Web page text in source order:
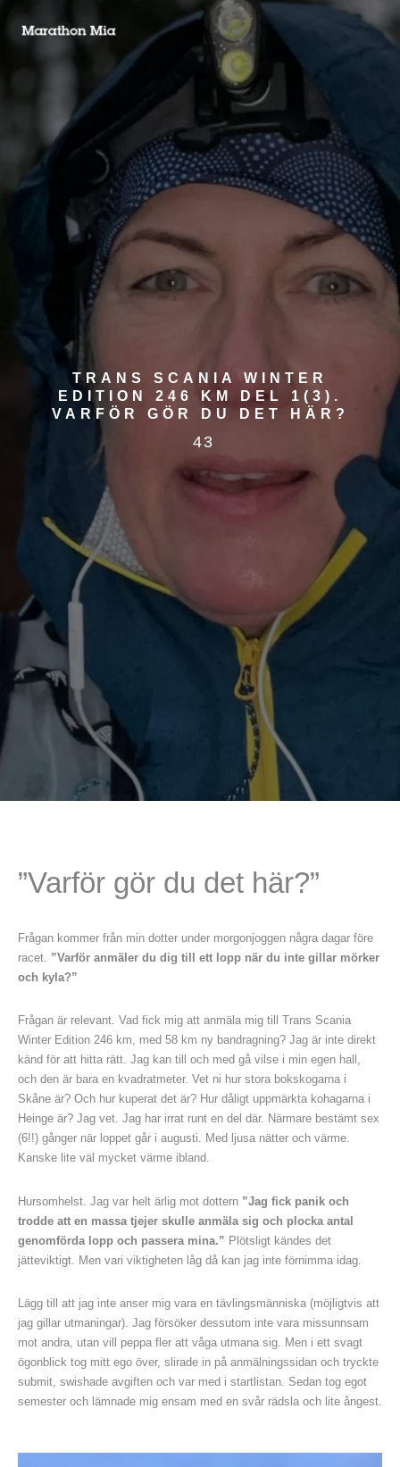
TRANS SCANIA WINTER
EDITION 246 KM DEL 1(3).
VARFÖR GÖR DU DET HÄR?
43
”Varför gör du det här?”
Frågan kommer från min dotter under morgonjoggen några dagar före
racet. ”Varför anmäler du dig till ett lopp när du inte gillar mörker
och kyla?”
Frågan är relevant. Vad fick mig att anmäla mig till Trans Scania
Winter Edition 246 km, med 58 km ny bandragning? Jag är inte direkt
känd för att hitta rätt. Jag kan till och med gå vilse i min egen hall,
och den är bara en kvadratmeter. Vet ni hur stora bokskogarna i
Skåne är? Och hur kuperat det är? Hur dåligt uppmärkta kohagarna i
Heinge är? Jag vet. Jag har irrat runt en del där. Närmare bestämt sex
(6!!) gånger när loppet går i augusti. Med ljusa nätter och värme.
Kanske lite väl mycket värme ibland.
Hursomhelst. Jag var helt ärlig mot dottern ”Jag fick panik och
trodde att en massa tjejer skulle anmäla sig och plocka antal
genomförda lopp och passera mina.” Plötsligt kändes det
jätteviktigt. Men vari viktigheten låg då kan jag inte förnimma idag.
Lägg till att jag inte anser mig vara en tävlingsmänniska (möjligtvis att
jag gillar utmaningar). Jag försöker dessutom inte vara missunnsam
mot andra, utan vill peppa fler att våga utmana sig. Men i ett svagt
ögonblick tog mitt ego över, slirade in på anmälningssidan och tryckte
submit, swishade avgiften och var med i startlistan. Sedan tog egot
semester och lämnade mig ensam med en svår rädsla och lite ångest.